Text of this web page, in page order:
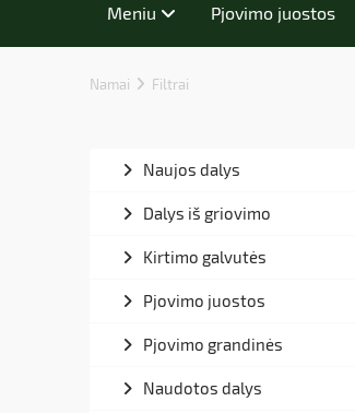
Meniu Pjovimo juostos
Namai Filtrai
Naujos dalys
Dalys iš griovimo
Kirtimo galvutės
Pjovimo juostos
Pjovimo grandinės
Naudotos dalys